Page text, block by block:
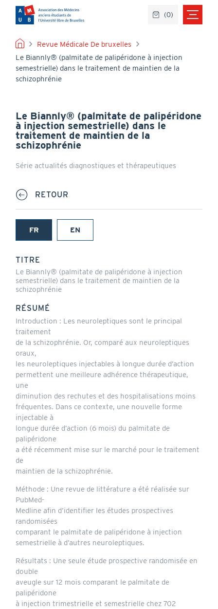
contenu
principal
FIL
D'ARIANE
Revue Médicale De bruxelles
Le Biannly® (palmitate de palipéridone à injection
semestrielle) dans le traitement de maintien de la
schizophrénie
Le Biannly® (palmitate de palipéridone
à injection semestrielle) dans le
traitement de maintien de la
schizophrénie
Série actualités diagnostiques et thérapeutiques
RETOUR
FR
(onglet
EN
TITRE
Le Biannly® (palmitate de palipéridone à injection
semestrielle) dans le traitement de maintien de la
schizophrénie
RÉSUMÉ
Introduction : Les neuroleptiques sont le principal
traitement
de la schizophrénie. Or, comparé aux neuroleptiques
oraux,
les neuroleptiques injectables à longue durée d’action
permettent une meilleure adhérence thérapeutique,
une
diminution des rechutes et des hospitalisations moins
fréquentes. Dans ce contexte, une nouvelle forme
injectable à
longue durée d’action (6 mois) du palmitate de
palipéridone
a été récemment mise sur le marché pour le traitement
de
maintien de la schizophrénie.
Méthode : Une revue de littérature a été réalisée sur
PubMed-
Medline afin d’identifier les études prospectives
randomisées
comparant le palmitate de palipéridone à injection
semestrielle à d’autres neuroleptiques.
Résultats : Une seule étude prospective randomisée en
double
aveugle sur 12 mois comparant le palmitate de
palipéridone
à injection trimestrielle et semestrielle chez 702
(0)